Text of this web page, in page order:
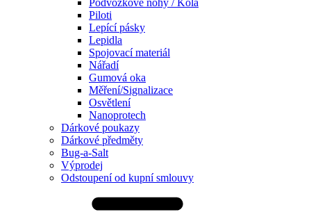
Podvozkové nohy / Kola
Piloti
Lepící pásky
Lepidla
Spojovací materiál
Nářadí
Gumová oka
Měření/Signalizace
Osvětlení
Nanoprotech
Dárkové poukazy
Dárkové předměty
Bug-a-Salt
Výprodej
Odstoupení od kupní smlouvy